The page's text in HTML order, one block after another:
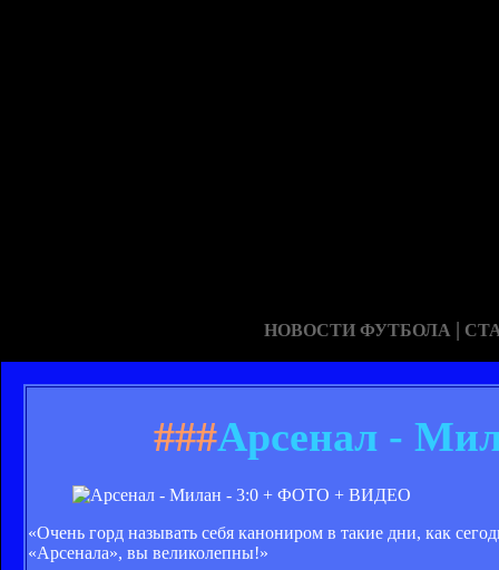
НОВОСТИ ФУТБОЛА |
###Арсенал -
«Очень горд называть себя канониром в такие дни, как
«Арсенала», вы великолепны!»